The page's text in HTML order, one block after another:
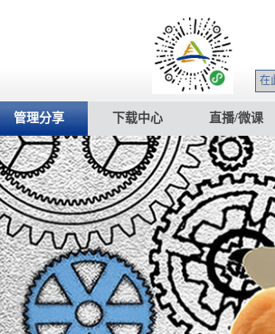
管理分享 下载中心 直播/微课